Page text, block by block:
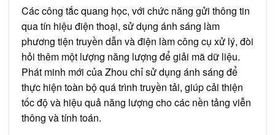
Các công tắc quang học, với chức năng gửi thông tin
qua tín hiệu điện thoại, sử dụng ánh sáng làm
phương tiện truyền dẫn và điện làm công cụ xử lý, đòi
hỏi thêm một lượng năng lượng để giải mã dữ liệu.
Phát minh mới của Zhou chỉ sử dụng ánh sáng để
thực hiện toàn bộ quá trình truyền tải, giúp cải thiện
tốc độ và hiệu quả năng lượng cho các nền tảng viễn
thông và tính toán.